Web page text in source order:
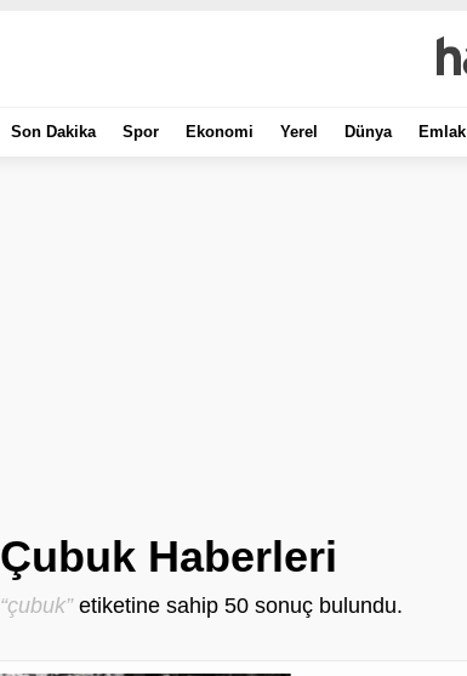
Son Dakika Spor Ekonomi Yerel Dünya Emlak
Çubuk Haberleri
“çubuk”etiketine sahip 50 sonuç bulundu.